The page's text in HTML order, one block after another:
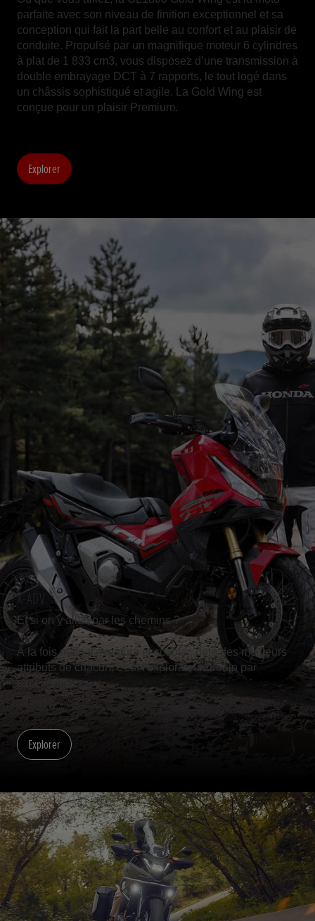
parfaite avec son niveau de finition exceptionnel et sa
conception qui fait la part belle au confort et au plaisir de
conduite. Propulsé par un magnifique moteur 6 cylindres
à plat de 1 833 cm3, vous disposez d’une transmission à
double embrayage DCT à 7 rapports, le tout logé dans
un châssis sophistiqué et agile. La Gold Wing est
conçue pour un plaisir Premium.
Explorer
X-ADV
Et si on y allait par les chemins ?
À la fois moto d'aventure et scooter, doté des meilleurs
attributs de chacun, c'est l'explorateur urbain par
excellence.
Explorer